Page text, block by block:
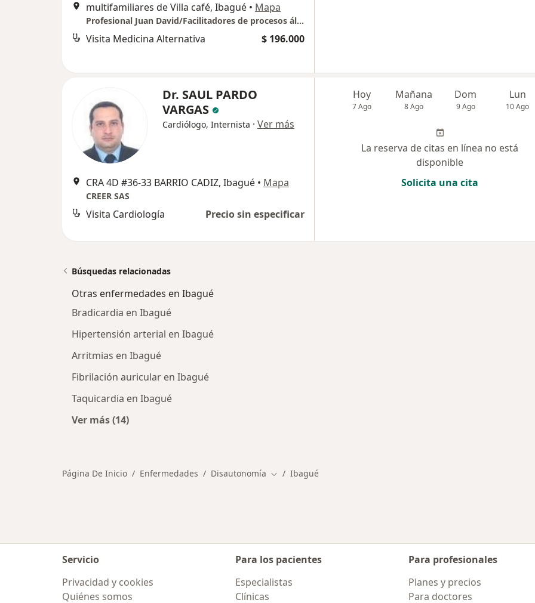
multifamiliares de Villa café, Ibagué • Mapa
Profesional Juan David/Facilitadores de procesos álmicos y terapéuticos
Visita Medicina Alternativa $ 196.000
Dr. SAUL PARDO
VARGAS
Cardiólogo, Internista · Ver más
CRA 4D #36-33 BARRIO CADIZ, Ibagué • Mapa
CREER SAS
Visita Cardiología Precio sin especificar
Hoy
7 Ago
Mañana
8 Ago
Dom
9 Ago
Lun
10 Ago
La reserva de citas en línea no está
disponible
Solicita una cita
Búsquedas relacionadas
Otras enfermedades en Ibagué
Bradicardia en Ibagué
Hipertensión arterial en Ibagué
Arritmias en Ibagué
Fibrilación auricular en Ibagué
Taquicardia en Ibagué
Ver más (14)
Página De Inicio Enfermedades Disautonomía Cambiar de ciudad
Ibagué
Servicio
Privacidad y cookies
Quiénes somos
Para los pacientes
Especialistas
Clínicas
Para profesionales
Planes y precios
Para doctores